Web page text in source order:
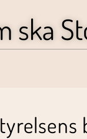
ska